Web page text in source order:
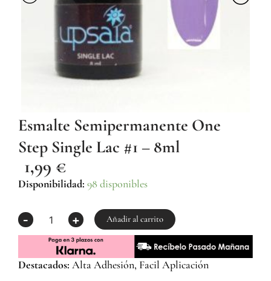
Esmalte Semipermanente One
Step Single Lac #1 – 8ml
1,99 €
Disponibilidad: 98 disponibles
-
Esmalte
Step
Single
-
+ Añadir al carrito
Destacados: Alta Adhesión, Facil Aplicación